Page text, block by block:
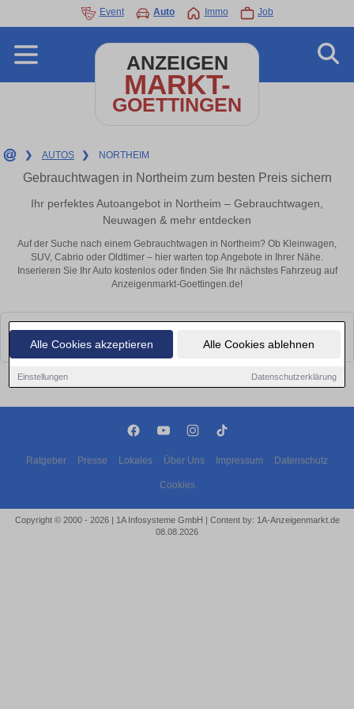
Alle Cookies akzeptieren Alle Cookies ablehnen
Einstellungen Datenschutzerklärung
Event Auto Immo Job
ANZEIGEN
MARKT-
GOETTINGEN
❯ AUTOS ❯ NORTHEIM
Gebrauchtwagen in Northeim zum besten Preis sichern
Ihr perfektes Autoangebot in Northeim – Gebrauchtwagen,
Neuwagen & mehr entdecken
Auf der Suche nach einem Gebrauchtwagen in Northeim? Ob Kleinwagen,
SUV, Cabrio oder Oldtimer – hier warten top Angebote in Ihrer Nähe.
Inserieren Sie Ihr Auto kostenlos oder finden Sie Ihr nächstes Fahrzeug auf
Anzeigenmarkt-Goettingen.de!
Leider konnten wir derzeit keine passenden Autos finden. Schauen Sie
bald wieder vorbei!
Ratgeber Presse Lokales Über Uns Impressum Datenschutz
Cookies
Copyright © 2000 - 2026 | 1A Infosysteme GmbH | Content by: 1A-Anzeigenmarkt.de
08.08.2026